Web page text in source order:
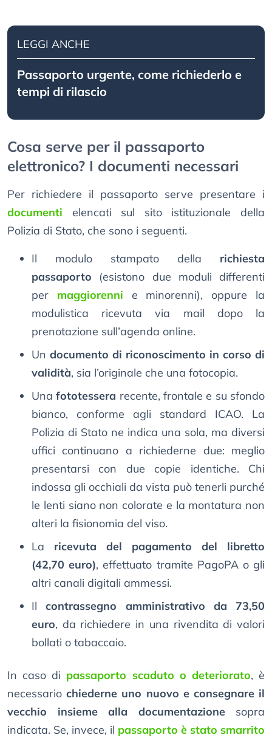
LEGGI ANCHE
Passaporto urgente, come richiederlo e
tempi di rilascio
Cosa serve per il passaporto
elettronico? I documenti necessari
Per richiedere il passaporto serve presentare i
documenti elencati sul sito istituzionale della
Polizia di Stato, che sono i seguenti.
Il modulo stampato della richiesta
passaporto (esistono due moduli differenti
per maggiorenni e minorenni), oppure la
modulistica ricevuta via mail dopo la
prenotazione sull’agenda online.
Un documento di riconoscimento in corso di
validità, sia l’originale che una fotocopia.
Unafototessera recente, frontale e su sfondo
bianco, conforme agli standard ICAO. La
Polizia di Stato ne indica una sola, ma diversi
uffici continuano a richiederne due: meglio
presentarsi con due copie identiche. Chi
indossa gli occhiali da vista può tenerli purché
le lenti siano non colorate e la montatura non
alteri la fisionomia del viso.
La ricevuta del pagamento del libretto
(42,70 euro), effettuato tramite PagoPA o gli
altri canali digitali ammessi.
Ilcontrassegno amministrativo da 73,50
euro, da richiedere in una rivendita di valori
bollati o tabaccaio.
In caso di passaporto scaduto o deteriorato, è
necessariochiederne uno nuovo e consegnare il
vecchio insieme alla documentazionesopra
indicata. Se, invece, il passaporto è stato smarrito